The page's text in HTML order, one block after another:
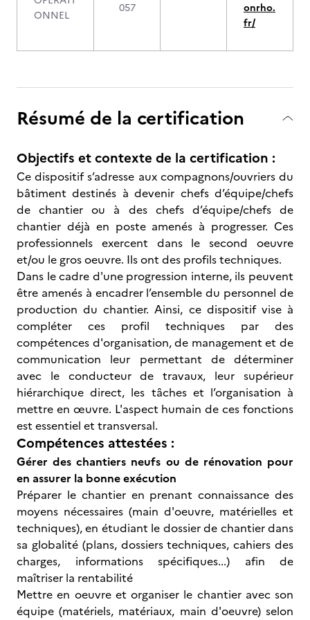
ONNEL
057
onrho.
fr/
Résumé de la certification
Objectifs et contexte de la certification :
Ce dispositif s’adresse aux compagnons/ouvriers du
bâtiment destinés à devenir chefs d’équipe/chefs
de chantier ou à des chefs d’équipe/chefs de
chantier déjà en poste amenés à progresser. Ces
professionnels exercent dans le second oeuvre
et/ou le gros oeuvre. Ils ont des profils techniques.
Dans le cadre d'une progression interne, ils peuvent
être amenés à encadrer l’ensemble du personnel de
production du chantier. Ainsi, ce dispositif vise à
compléter ces profil techniques par des
compétences d'organisation, de management et de
communication leur permettant de déterminer
avec le conducteur de travaux, leur supérieur
hiérarchique direct, les tâches et l’organisation à
mettre en œuvre. L'aspect humain de ces fonctions
est essentiel et transversal.
Compétences attestées :
Gérer des chantiers neufs ou de rénovation pour
en assurer la bonne exécution
Préparer le chantier en prenant connaissance des
moyens nécessaires (main d'oeuvre, matérielles et
techniques), en étudiant le dossier de chantier dans
sa globalité (plans, dossiers techniques, cahiers des
charges, informations spécifiques...) afin de
maîtriser la rentabilité
Mettre en oeuvre et organiser le chantier avec son
équipe (matériels, matériaux, main d'oeuvre) selon